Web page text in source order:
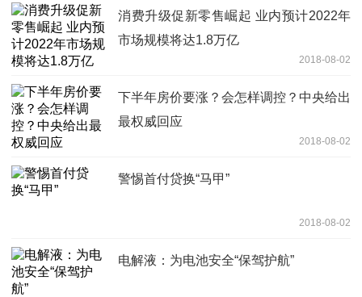
消费升级促新零售崛起 业内预计2022年
市场规模将达1.8万亿
2018-08-02
下半年房价要涨？会怎样调控？中央给出
最权威回应
2018-08-02
警惕首付贷换“马甲”
2018-08-02
电解液：为电池安全“保驾护航”